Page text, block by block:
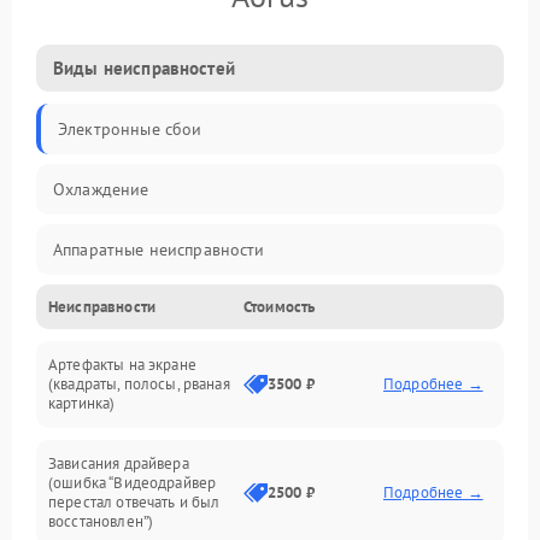
Виды неисправностей
Электронные сбои
Охлаждение
Аппаратные неисправности
Перегрев и термопроблемы
Видео
Интерфейсные и коммуникационные проблемы
Неисправности Стоимость
Артефакты на экране
(квадраты, полосы, рваная
картинка)
3500 ₽ Подробнее →
Зависания драйвера
(ошибка “Видеодрайвер
перестал отвечать и был
восстановлен”)
2500 ₽ Подробнее →